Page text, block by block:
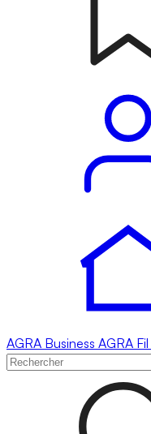
AGRA Business AGRA Fil